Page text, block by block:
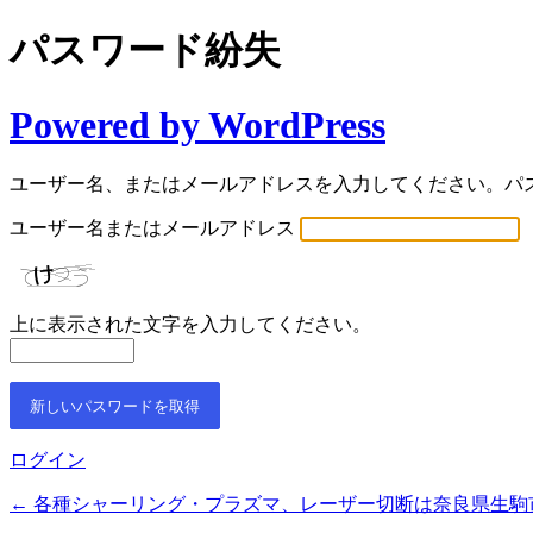
パスワード紛失
Powered by WordPress
ユーザー名、またはメールアドレスを入力してください。
ユーザー名またはメールアドレス
上に表示された文字を入力してください。
ログイン
← 各種シャーリング・プラズマ、レーザー切断は奈良県生